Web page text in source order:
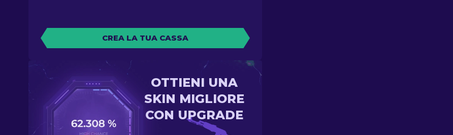
CREA LA TUA CASSA
OTTIENI UNA
SKIN MIGLIORE
CON UPGRADE